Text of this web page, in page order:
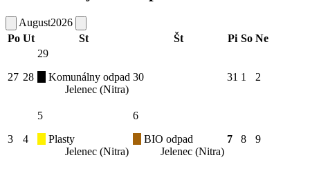
August2026
Po Ut St Št Pi So Ne
27 28
29
Komunálny odpad
Jelenec (Nitra)
30 31 1 2
3 4
5
Plasty
Jelenec (Nitra)
6
BIO odpad
Jelenec (Nitra)
7 8 9